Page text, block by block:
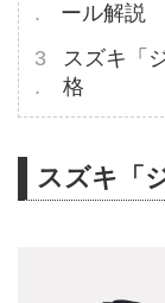
ール解説
スズキ「
格
スズキ「